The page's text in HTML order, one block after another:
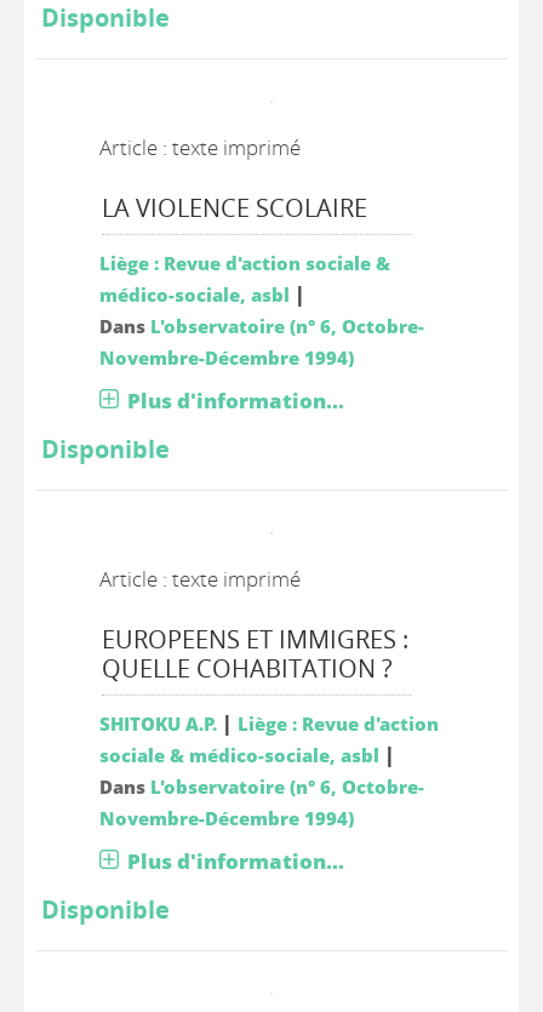
Disponible
Article : texte imprimé
LA VIOLENCE SCOLAIRE
Liège : Revue d'action sociale &
médico-sociale, asbl |
Dans L'observatoire (n° 6, Octobre-
Novembre-Décembre 1994)
Plus d'information...
Disponible
Article : texte imprimé
EUROPEENS ET IMMIGRES :
QUELLE COHABITATION ?
SHITOKU A.P. | Liège : Revue d'action
sociale & médico-sociale, asbl |
Dans L'observatoire (n° 6, Octobre-
Novembre-Décembre 1994)
Plus d'information...
Disponible